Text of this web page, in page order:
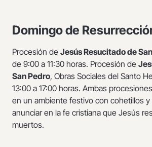
Domingo de
Procesión de Jesús Resucitado de
de 9:00 a 11:30 horas. Procesión de
San Pedro, Obras Sociales del Santo
13:00 a 17:00 horas. Ambas
en un ambiente festivo con cohetillos y
anunciar en la fe cristiana que Jesús
muertos.